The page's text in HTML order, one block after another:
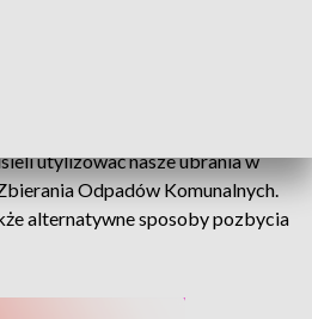
utylizować nasze ubrania w
Odpadów Komunalnych.
alternatywne sposoby pozbycia